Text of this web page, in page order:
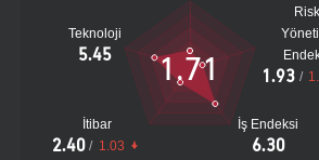
Teknoloji
5.45
İtibar
2.40 / 1.03
İş Endeksi
6.30
Risk
1.93 /
1.71